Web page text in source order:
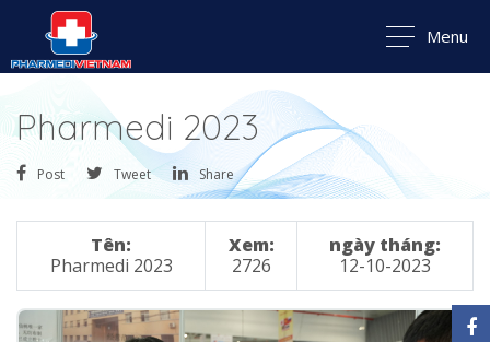
Menu
Pharmedi 2023
Post Tweet Share
Tên:
Pharmedi 2023
Xem:
2726
ngày tháng:
12-10-2023